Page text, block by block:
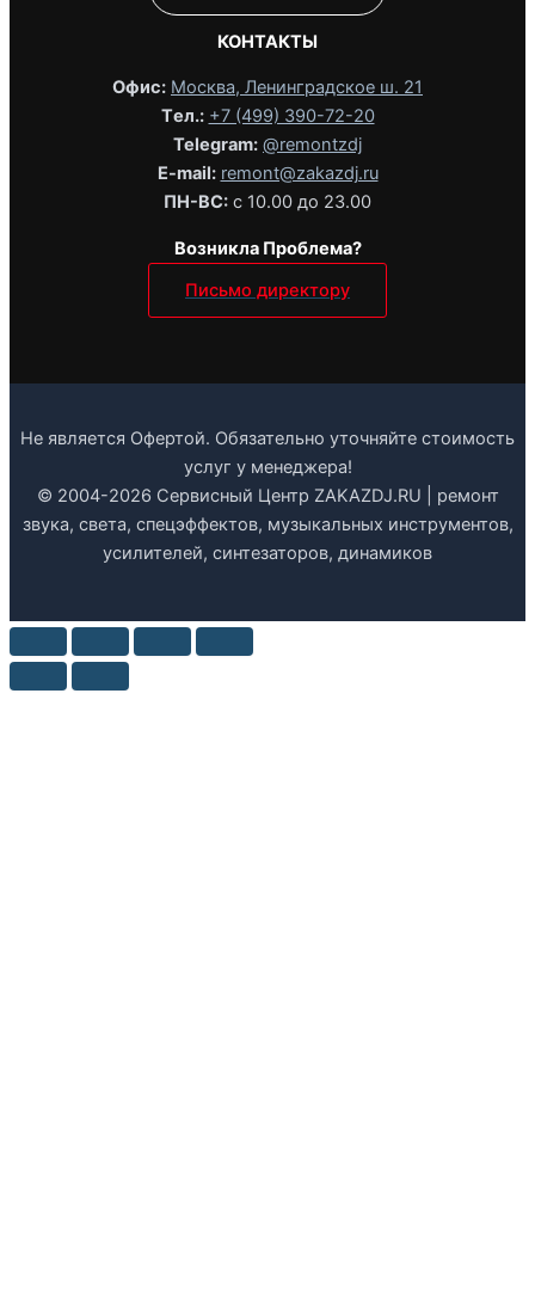
КОНТАКТЫ
Офис: Москва, Ленинградское ш. 21
Tел.: +7 (499) 390-72-20
Telegram: @remontzdj‬
E-mail: remont@zakazdj.ru
ПН-ВС: с 10.00 до 23.00
Возникла Проблема?
Письмо директору
Не является Офертой. Обязательно уточняйте стоимость
услуг у менеджера!
© 2004-2026 Сервисный Центр ZAKAZDJ.RU | ремонт
звука, света, спецэффектов, музыкальных инструментов,
усилителей, синтезаторов, динамиков